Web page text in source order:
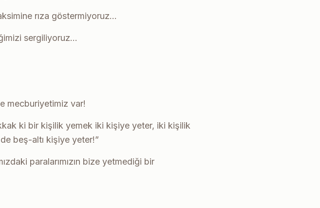
rıza göstermiyoruz…
sergiliyoruz…
mecburiyetimiz var!
ki bir kişilik yemek iki kişiye yeter, iki kişilik
beş-altı kişiye yeter!”
paralarımızın bize yetmediği bir